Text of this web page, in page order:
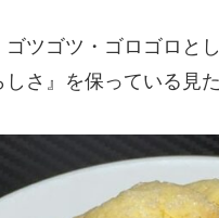
ツゴツ・ゴロゴロと
さ』を保っている見